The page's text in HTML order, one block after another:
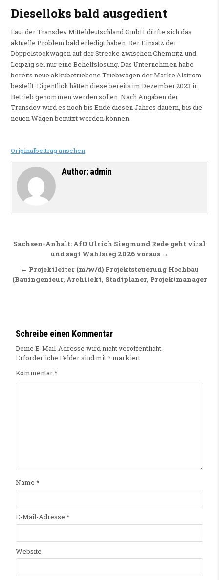
Dieselloks bald ausgedient
Laut der Transdev Mitteldeutschland GmbH dürfte sich das
aktuelle Problem bald erledigt haben. Der Einsatz der
Doppelstockwagen auf der Strecke zwischen Chemnitz und
Leipzig sei nur eine Behelfslösung. Das Unternehmen habe
bereits neue akkubetriebene Triebwägen der Marke Alstrom
bestellt. Eigentlich hätten diese bereits im Dezember 2023 in
Betrieb genommen werden sollen. Nach Angaben der
Transdev wird es noch bis Ende diesen Jahres dauern, bis die
neuen Wägen benutzt werden können.
Originalbeitrag ansehen
Author: admin
Beitragsnavigation
Sachsen-Anhalt: AfD Ulrich Siegmund Rede geht viral
und sagt Wahlsieg 2026 voraus →
← Projektleiter (m/w/d) Projektsteuerung Hochbau
(Bauingenieur, Architekt, Stadtplaner, Projektmanager
Schreibe einen Kommentar
Deine E-Mail-Adresse wird nicht veröffentlicht.
Erforderliche Felder sind mit* markiert
Kommentar*
Name *
E-Mail-Adresse *
Website